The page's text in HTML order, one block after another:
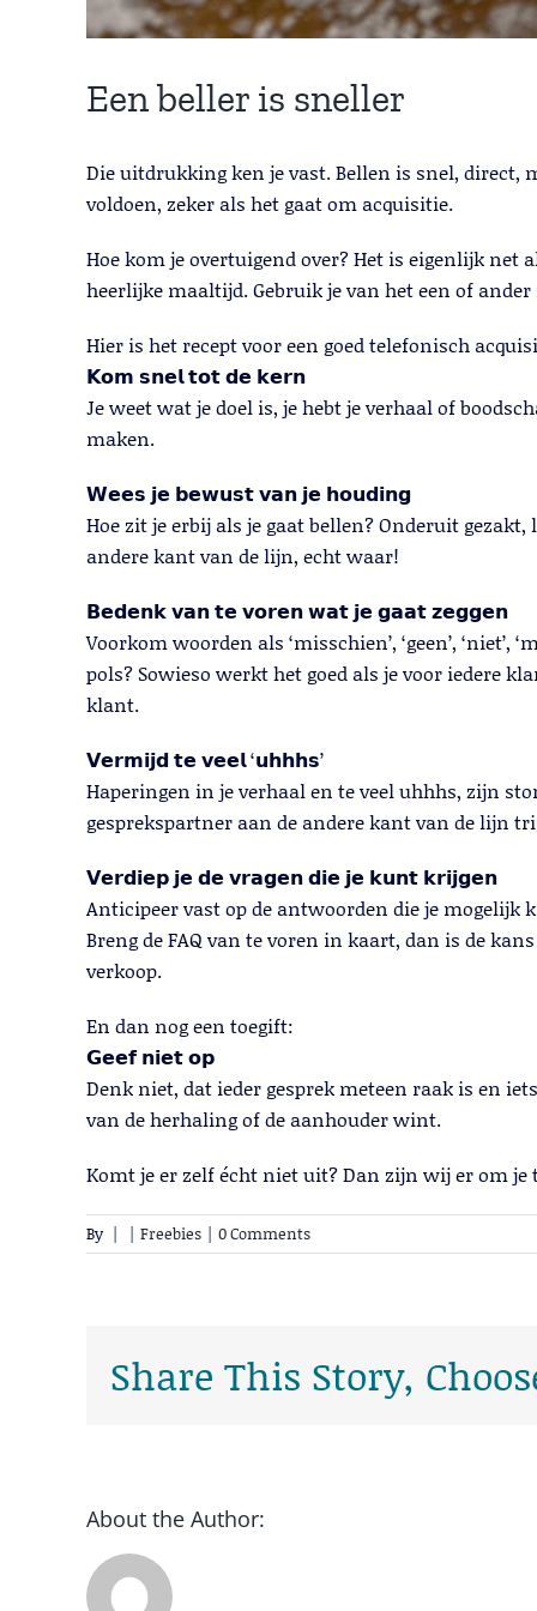
Een beller is sneller
Die uitdrukking ken je vast. Bellen is snel, direct,
voldoen, zeker als het gaat om acquisitie.
Hoe kom je overtuigend over? Het is eigenlijk net
heerlijke maaltijd. Gebruik je van het een of
Hier is het recept voor een goed telefonisch
𝗞𝗼𝗺 𝘀𝗻𝗲𝗹 𝘁𝗼𝘁 𝗱𝗲 𝗸𝗲𝗿𝗻
Je weet wat je doel is, je hebt je verhaal of
maken.
𝗪𝗲𝗲𝘀 𝗷𝗲 𝗯𝗲𝘄𝘂𝘀𝘁 𝘃𝗮𝗻 𝗷𝗲 𝗵𝗼𝘂𝗱𝗶𝗻𝗴
Hoe zit je erbij als je gaat bellen? Onderuit
andere kant van de lijn, echt waar!
𝗕𝗲𝗱𝗲𝗻𝗸 𝘃𝗮𝗻 𝘁𝗲 𝘃𝗼𝗿𝗲𝗻 𝘄𝗮𝘁 𝗷𝗲 𝗴𝗮𝗮𝘁 𝘇𝗲𝗴𝗴𝗲𝗻
Voorkom woorden als ‘misschien’, ‘geen’,
pols? Sowieso werkt het goed als je voor iedere
klant.
𝗩𝗲𝗿𝗺𝗶𝗷𝗱 𝘁𝗲 𝘃𝗲𝗲𝗹 ‘𝘂𝗵𝗵𝗵𝘀’
Haperingen in je verhaal en te veel uhhhs, zijn
gesprekspartner aan de andere kant van de lijn
𝗩𝗲𝗿𝗱𝗶𝗲𝗽 𝗷𝗲 𝗱𝗲 𝘃𝗿𝗮𝗴𝗲𝗻 𝗱𝗶𝗲 𝗷𝗲 𝗸𝘂𝗻𝘁 𝗸𝗿𝗶𝗷𝗴𝗲𝗻
Anticipeer vast op de antwoorden die je mogelijk
Breng de FAQ van te voren in kaart, dan is de
verkoop.
En dan nog een toegift:
𝗚𝗲𝗲𝗳 𝗻𝗶𝗲𝘁 𝗼𝗽
Denk niet, dat ieder gesprek meteen raak is en
van de herhaling of de aanhouder wint.
Komt je er zelf écht niet uit? Dan zijn wij er om je
By | | Freebies | 0 Comments
Share This Story,
About the Author: